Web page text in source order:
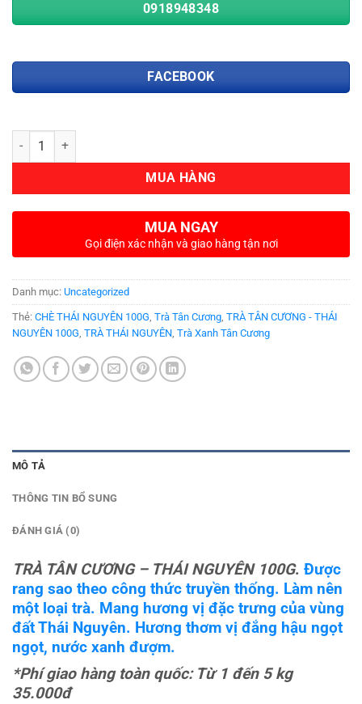
0918948348
FACEBOOK
Số lượng
MUA HÀNG
MUA NGAY
Gọi điện xác nhận và giao hàng tận nơi
Danh mục: Uncategorized
Thẻ: CHÈ THÁI NGUYÊN 100G Trà Tân Cương TRÀ TÂN CƯƠNG - THÁI
NGUYÊN 100G TRÀ THÁI NGUYÊN Trà Xanh Tân Cương
MÔ TẢ
THÔNG TIN BỔ SUNG
ĐÁNH GIÁ (0)
TRÀ TÂN CƯƠNG – THÁI NGUYÊN 100G. Được
rang sao theo công thức truyền thống. Làm nên
một loại trà. Mang hương vị đặc trưng của vùng
đất Thái Nguyên. Hương thơm vị đắng hậu ngọt
ngọt, nước xanh đượm.
*Phí giao hàng toàn quốc: Từ 1 đến 5 kg
35.000đ